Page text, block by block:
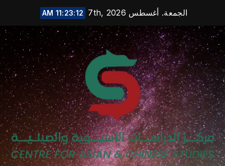
content
الجمعة. أغسطس 7th, 2026 11:23:13 AM